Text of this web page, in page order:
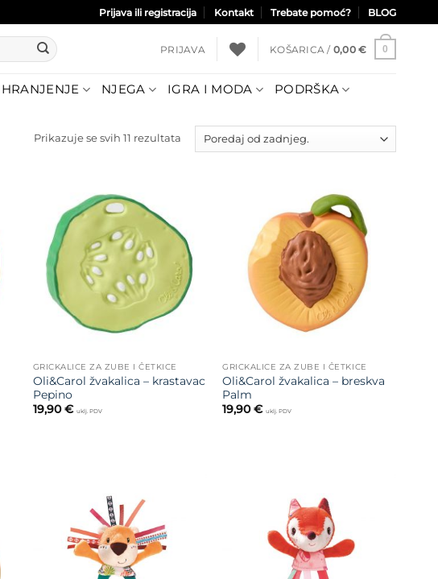
Prijava ili registracija Kontakt Trebate pomoć? BLOG
PRIJAVA KOŠARICA / 0,00 € 0
HRANJENJE NJEGA IGRA I MODA PODRŠKA
Prikazuje se svih 11 rezultata Poredano
Dodajte
na listu
želja
GRICKALICE ZA ZUBE I ČETKICE
Oli&Carol žvakalica – krastavac
Pepino
19,90€ uklj. PDV
Dodajte
na listu
želja
GRICKALICE ZA ZUBE I ČETKICE
Oli&Carol žvakalica – breskva
Palm
19,90€ uklj. PDV